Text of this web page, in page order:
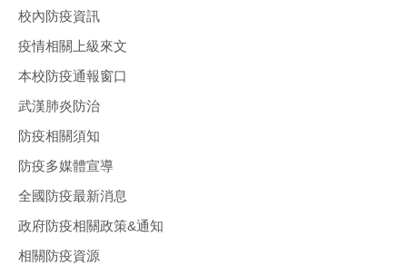
校內防疫資訊
疫情相關上級來文
本校防疫通報窗口
武漢肺炎防治
防疫相關須知
防疫多媒體宣導
全國防疫最新消息
政府防疫相關政策&通知
相關防疫資源